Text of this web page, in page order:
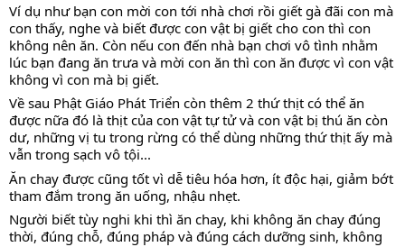
Ví dụ như bạn con mời con tới nhà chơi rồi giết gà đãi con mà
con thấy, nghe và biết được con vật bị giết cho con thì con
không nên ăn. Còn nếu con đến nhà bạn chơi vô tình nhằm
lúc bạn đang ăn trưa và mời con ăn thì con ăn được vì con vật
không vì con mà bị giết.
Về sau Phật Giáo Phát Triển còn thêm 2 thứ thịt có thể ăn
được nữa đó là thịt của con vật tự tử và con vật bị thú ăn còn
dư, những vị tu trong rừng có thể dùng những thứ thịt ấy mà
vẫn trong sạch vô tội...
Ăn chay được cũng tốt vì dễ tiêu hóa hơn, ít độc hại, giảm bớt
tham đắm trong ăn uống, nhậu nhẹt.
Người biết tùy nghi khi thì ăn chay, khi không ăn chay đúng
thời, đúng chỗ, đúng pháp và đúng cách dưỡng sinh, không